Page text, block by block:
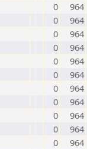
0
964
0
964
0
964
0
964
0
964
0
964
0
964
0
964
0
964
0
964
0
964